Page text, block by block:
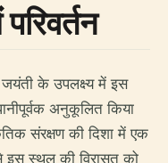
के उपलक्ष्य में इस
अनुकूलित किया
संरक्षण की दिशा में एक
इस स्थल की विरासत को